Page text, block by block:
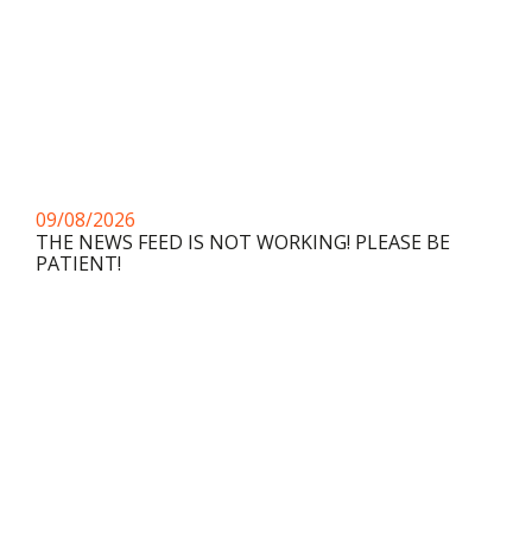
09/08/2026
THE NEWS FEED IS NOT WORKING! PLEASE BE
PATIENT!